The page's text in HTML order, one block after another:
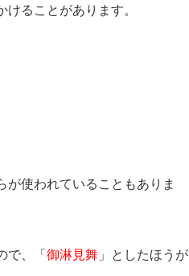
ることがあります。
が使われていることもありま
で、「御淋見舞 」としたほうが